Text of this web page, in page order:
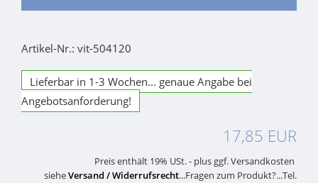
Artikel-Nr.: vit-504120
Lieferbar in 1-3 Wochen... genaue Angabe bei
Angebotsanforderung!
17,85 EUR
Preis enthält 19% USt. - plus ggf. Versandkosten
sieheVersand / Widerrufsrecht...Fragen zum Produkt?...Tel.